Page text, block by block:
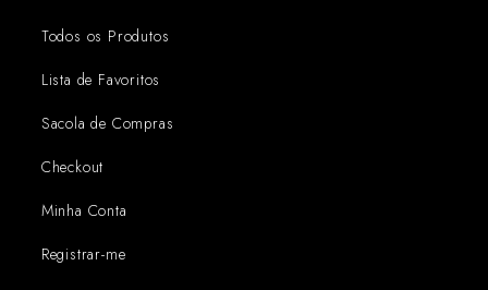
Todos os Produtos
Lista de Favoritos
Sacola de Compras
Checkout
Minha Conta
Registrar-me